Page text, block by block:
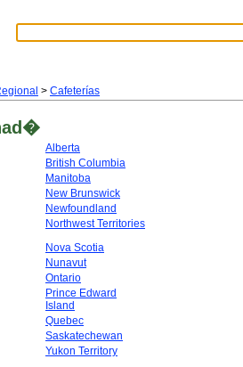
> Cafeterías
Alberta
British Columbia
Manitoba
New Brunswick
Newfoundland
Northwest Territories
Nova Scotia
Nunavut
Ontario
Prince Edward
Island
Quebec
Saskatechewan
Yukon Territory